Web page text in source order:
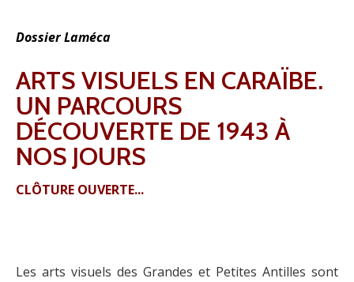
Dossier Laméca
ARTS VISUELS EN CARAÏBE.
UN PARCOURS
DÉCOUVERTE DE 1943 À
NOS JOURS
CLÔTURE OUVERTE...
Les arts visuels des Grandes et Petites Antilles sont